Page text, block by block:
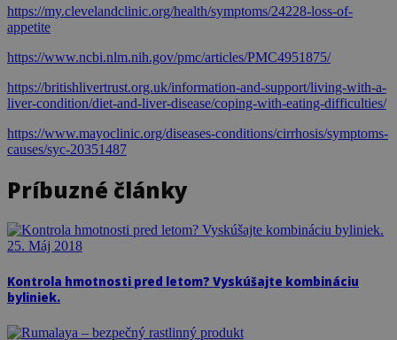
https://my.clevelandclinic.org/health/symptoms/24228-loss-of-
appetite
https://www.ncbi.nlm.nih.gov/pmc/articles/PMC4951875/
https://britishlivertrust.org.uk/information-and-support/living-with-a-
liver-condition/diet-and-liver-disease/coping-with-eating-difficulties/
https://www.mayoclinic.org/diseases-conditions/cirrhosis/symptoms-
causes/syc-20351487
Príbuzné články
25. Máj 2018
Kontrola hmotnosti pred letom? Vyskúšajte kombináciu
byliniek.